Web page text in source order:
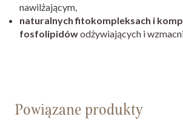
nawilżającym,
naturalnych fitokompleksach i
fosfolipidówodżywiających i
Powiązane produkty